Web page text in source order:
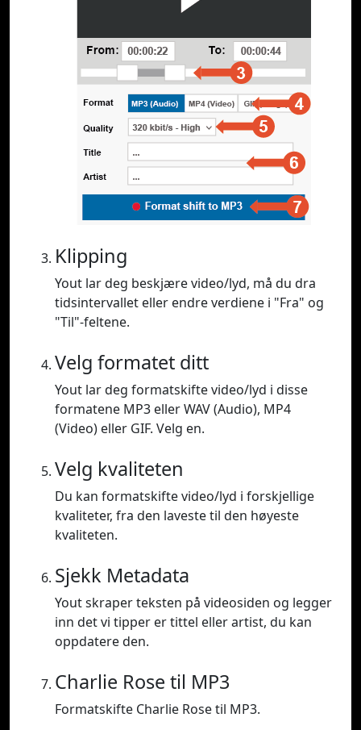
Klipping
Yout lar deg beskjære video/lyd, må du dra
tidsintervallet eller endre verdiene i "Fra" og
"Til"-feltene.
Velg formatet ditt
Yout lar deg formatskifte video/lyd i disse
formatene MP3 eller WAV (Audio), MP4
(Video) eller GIF. Velg en.
Velg kvaliteten
Du kan formatskifte video/lyd i forskjellige
kvaliteter, fra den laveste til den høyeste
kvaliteten.
Sjekk Metadata
Yout skraper teksten på videosiden og legger
inn det vi tipper er tittel eller artist, du kan
oppdatere den.
Charlie Rose til MP3
Formatskifte Charlie Rose til MP3.